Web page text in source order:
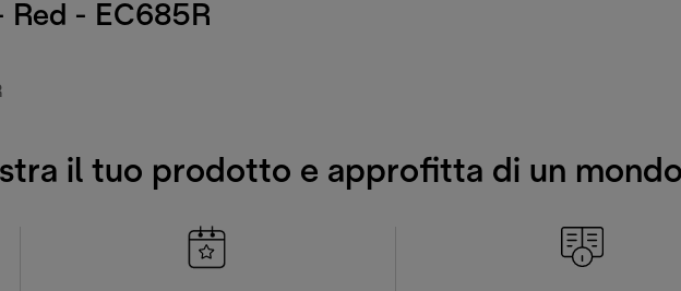
Red - EC685R
il tuo prodotto e approfitta di un